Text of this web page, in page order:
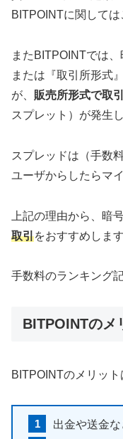
BITPOINTに関しては
またBITPOINTでは
または『取引所形式
が、 販売所形式で取
スプレット）が発生し
スプレッドは（手数
ユーザからしたらマ
上記の理由から、暗
取引をおすすめします
手数料のランキング
BITPOINTのメ
BITPOINTのメリット
出金や送金